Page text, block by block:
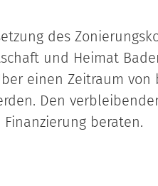
des
und Heimat
einen Zeitraum
Den
beraten.